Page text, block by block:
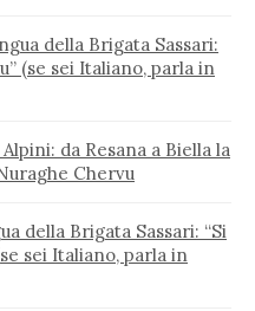
della Brigata Sassari:
(se sei Italiano, parla in
da Resana a Biella la
Chervu
della Brigata Sassari: “Si
sei Italiano, parla in